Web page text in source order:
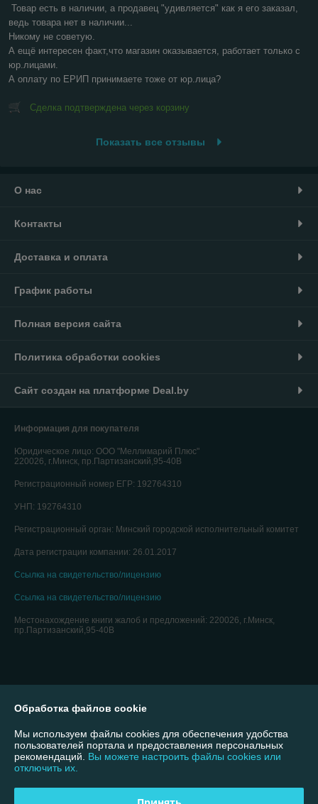
Товар есть в наличии, а продавец "удивляется" как я его заказал,
ведь товара нет в наличии...
Никому не советую.
А ещё интересен факт,что магазин оказывается, работает только с
юр.лицами.
А оплату по ЕРИП принимаете тоже от юр.лица?
Сделка подтверждена через корзину
Показать все отзывы
О нас
Контакты
Доставка и оплата
График работы
Полная версия сайта
Политика обработки cookies
Сайт создан на платформе Deal.by
Информация для покупателя
Юридическое лицо: ООО "Меллимарий Плюс"
220026, г.Минск, пр.Партизанский,95-40В
Регистрационный номер ЕГР: 192764310
УНП: 192764310
Регистрационный орган: Минский городской исполнительный комитет
Дата регистрации компании: 26.01.2017
Ссылка на свидетельство/лицензию
Ссылка на свидетельство/лицензию
Местонахождение книги жалоб и предложений: 220026, г.Минск,
пр.Партизанский,95-40В
Обработка файлов cookie
Мы используем файлы cookies для обеспечения удобства
пользователей портала и предоставления персональных
рекомендаций. Вы можете настроить файлы cookies или
отключить их.